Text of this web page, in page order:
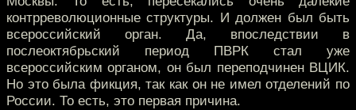
контрреволюционные структуры. И должен был быть
всероссийский орган. Да, впоследствии в
послеоктябрьский период ПВРК стал уже
всероссийским органом, он был переподчинен ВЦИК.
Но это была фикция, так как он не имел отделений по
России. То есть, это первая причина.